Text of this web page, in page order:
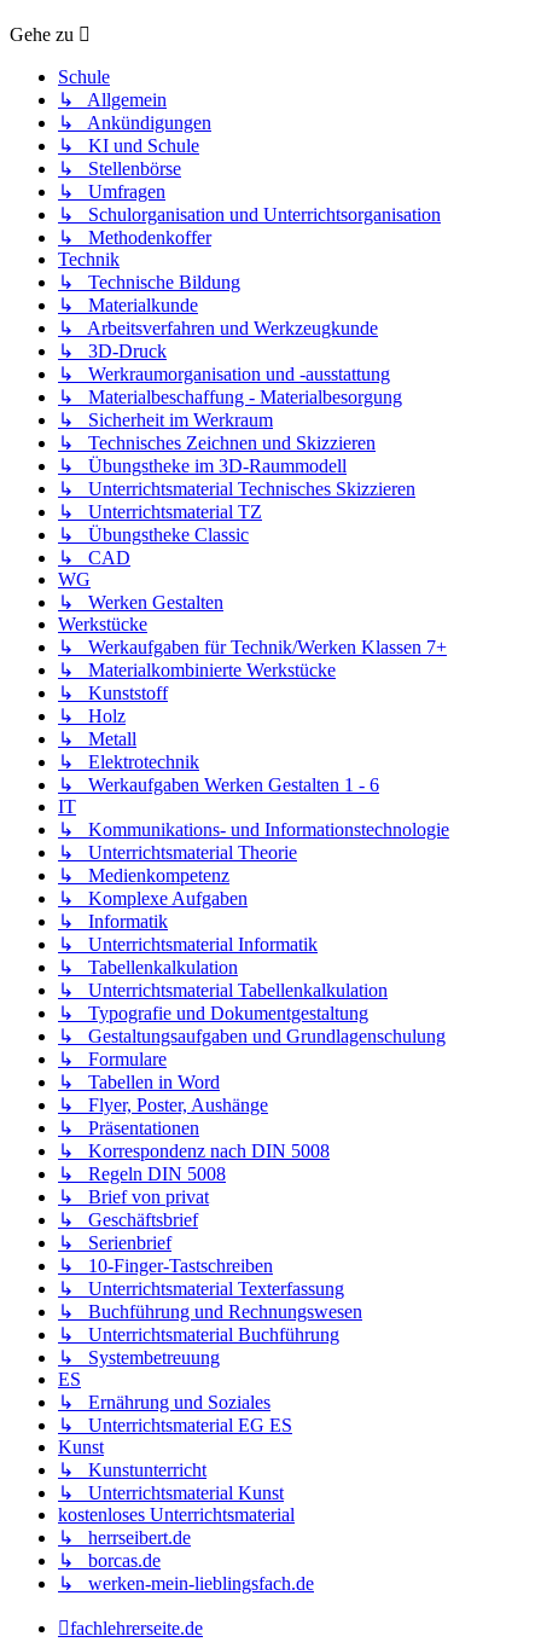
Gehe zu
Schule
↳ Allgemein
↳ Ankündigungen
↳ KI und Schule
↳ Stellenbörse
↳ Umfragen
↳ Schulorganisation und Unterrichtsorganisation
↳ Methodenkoffer
Technik
↳ Technische Bildung
↳ Materialkunde
↳ Arbeitsverfahren und Werkzeugkunde
↳ 3D-Druck
↳ Werkraumorganisation und -ausstattung
↳ Materialbeschaffung - Materialbesorgung
↳ Sicherheit im Werkraum
↳ Technisches Zeichnen und Skizzieren
↳ Übungstheke im 3D-Raummodell
↳ Unterrichtsmaterial Technisches Skizzieren
↳ Unterrichtsmaterial TZ
↳ Übungstheke Classic
↳ CAD
WG
↳ Werken Gestalten
Werkstücke
↳ Werkaufgaben für Technik/Werken Klassen 7+
↳ Materialkombinierte Werkstücke
↳ Kunststoff
↳ Holz
↳ Metall
↳ Elektrotechnik
↳ Werkaufgaben Werken Gestalten 1 - 6
IT
↳ Kommunikations- und Informationstechnologie
↳ Unterrichtsmaterial Theorie
↳ Medienkompetenz
↳ Komplexe Aufgaben
↳ Informatik
↳ Unterrichtsmaterial Informatik
↳ Tabellenkalkulation
↳ Unterrichtsmaterial Tabellenkalkulation
↳ Typografie und Dokumentgestaltung
↳ Gestaltungsaufgaben und Grundlagenschulung
↳ Formulare
↳ Tabellen in Word
↳ Flyer, Poster, Aushänge
↳ Präsentationen
↳ Korrespondenz nach DIN 5008
↳ Regeln DIN 5008
↳ Brief von privat
↳ Geschäftsbrief
↳ Serienbrief
↳ 10-Finger-Tastschreiben
↳ Unterrichtsmaterial Texterfassung
↳ Buchführung und Rechnungswesen
↳ Unterrichtsmaterial Buchführung
↳ Systembetreuung
ES
↳ Ernährung und Soziales
↳ Unterrichtsmaterial EG ES
Kunst
↳ Kunstunterricht
↳ Unterrichtsmaterial Kunst
kostenloses Unterrichtsmaterial
↳ herrseibert.de
↳ borcas.de
↳ werken-mein-lieblingsfach.de
fachlehrerseite.de